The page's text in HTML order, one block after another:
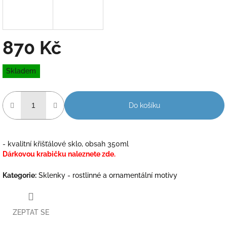
870 Kč
Měrná
cena:
Skladem
Do košíku
- kvalitní křišťálové sklo, obsah 350ml
Dárkovou krabičku naleznete zde.
Kategorie: Sklenky - rostlinné a ornamentální motivy
ZEPTAT SE